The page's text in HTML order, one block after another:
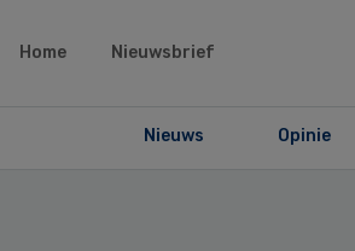
Home Nieuwsbrief
Nieuws Opinie